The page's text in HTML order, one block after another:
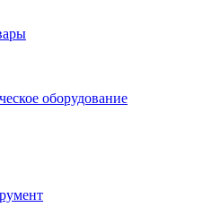
оборудование